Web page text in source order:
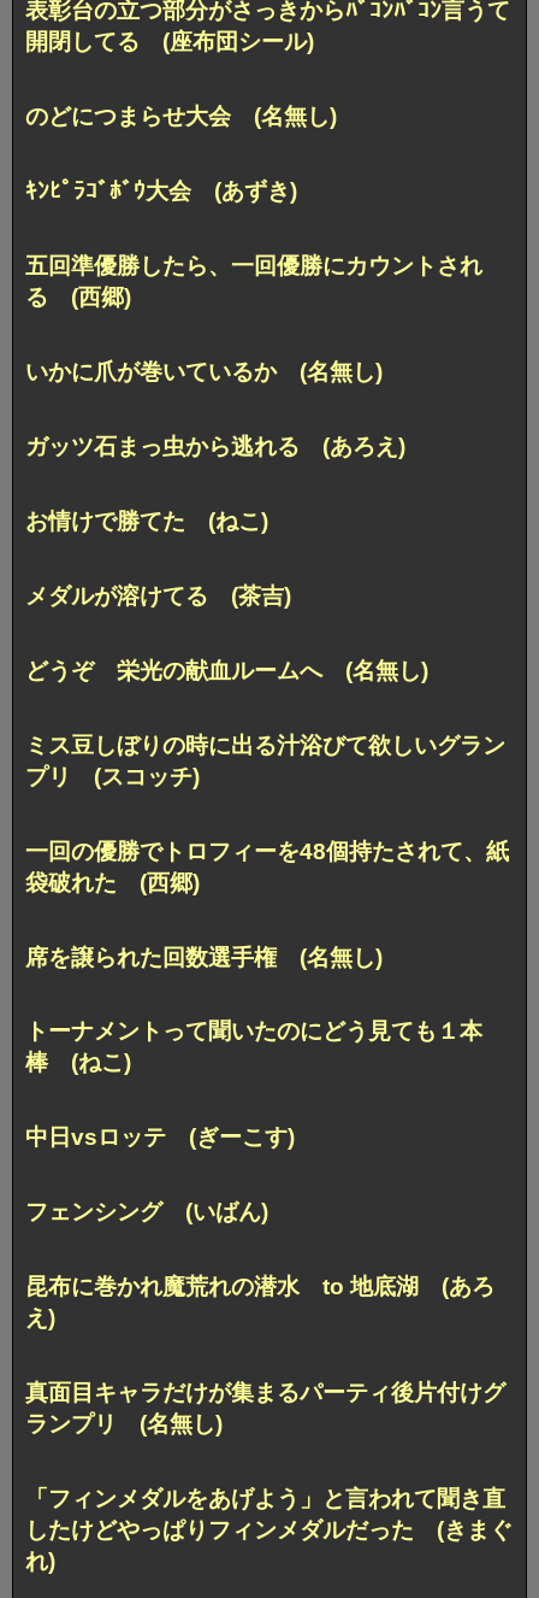
表彰台の立つ部分がさっきからﾊﾞｺﾝﾊﾞｺﾝ言うて
開閉してる (座布団シール)
のどにつまらせ大会 (名無し)
ｷﾝﾋﾟﾗｺﾞﾎﾞｳ大会 (あずき)
五回準優勝したら、一回優勝にカウントされ
る (西郷)
いかに爪が巻いているか (名無し)
ガッツ石まっ虫から逃れる (あろえ)
お情けで勝てた (ねこ)
メダルが溶けてる (茶吉)
どうぞ 栄光の献血ルームへ (名無し)
ミス豆しぼりの時に出る汁浴びて欲しいグラン
プリ (スコッチ)
一回の優勝でトロフィーを48個持たされて、 紙
袋破れた (西郷)
席を譲られた回数選手権 (名無し)
トーナメントって聞いたのにどう見ても１本
棒 (ねこ)
中日vsロッテ (ぎーこす)
フェンシング (いばん)
昆布に巻かれ魔荒れの潜水 to 地底湖 (あろ
え)
真面目キャラだけが集まるパーティ後片付けグ
ランプリ (名無し)
「フィンメダルをあげよう」と言われて聞き直
したけどやっぱりフィンメダルだった (きまぐ
れ)